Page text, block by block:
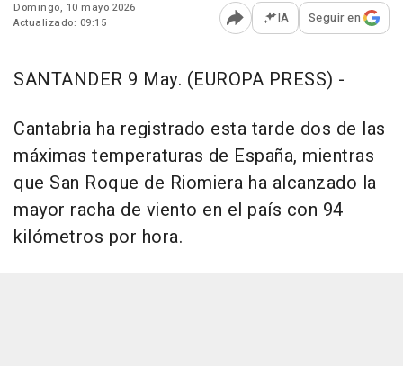
Domingo, 10 mayo 2026
Actualizado: 09:15
Abrir opciones para
IA Seguir en
SANTANDER 9 May. (EUROPA PRESS) -
Cantabria ha registrado esta tarde dos de las
máximas temperaturas de España, mientras
que San Roque de Riomiera ha alcanzado la
mayor racha de viento en el país con 94
kilómetros por hora.